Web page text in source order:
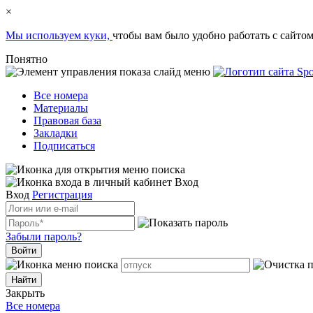
×
Мы используем куки, чтобы вам было удобно работать с
Понятно
Все номера
Материалы
Правовая база
Закладки
Подписаться
Вход
Вход Регистрация
Забыли пароль?
Войти
Закрыть
Все номера